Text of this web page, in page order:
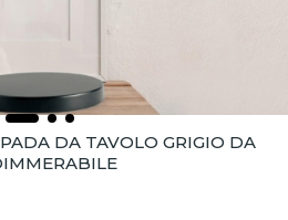
DA TAVOLO GRIGIO DA